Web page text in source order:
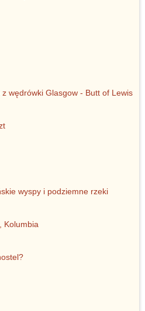
wędrówki Glasgow - Butt of Lewis
wyspy i podziemne rzeki
Kolumbia